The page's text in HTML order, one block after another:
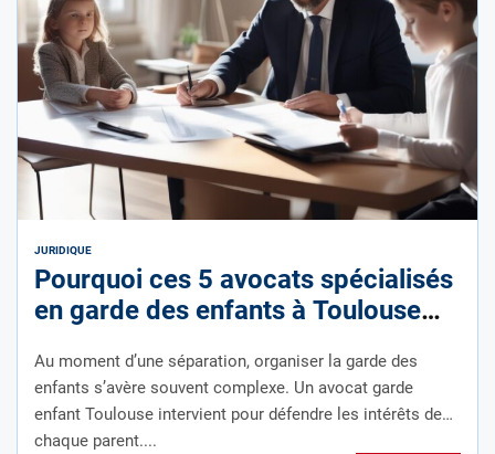
JURIDIQUE
Pourquoi ces 5 avocats spécialisés
en garde des enfants à Toulouse
leur approche innovante ?
Au moment d’une séparation, organiser la garde des
enfants s’avère souvent complexe. Un avocat garde
enfant Toulouse intervient pour défendre les intérêts de
chaque parent....